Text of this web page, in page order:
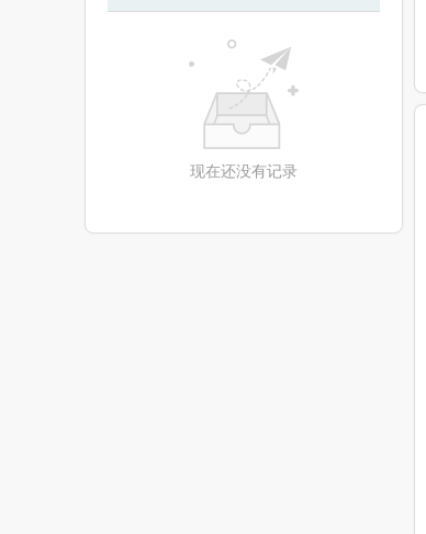
现在还没有记录